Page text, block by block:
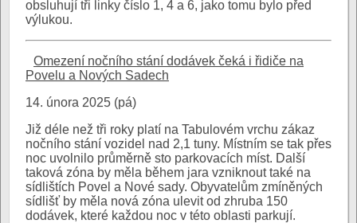
obsluhují tři linky číslo 1, 4 a 6, jako tomu bylo před
výlukou.
Omezení nočního stání dodávek čeká i řidiče na
Povelu a Nových Sadech
14. února 2025 (pá)
Již déle než tři roky platí na Tabulovém vrchu zákaz
nočního stání vozidel nad 2,1 tuny. Místním se tak přes
noc uvolnilo průměrně sto parkovacích míst. Další
taková zóna by měla během jara vzniknout také na
sídlištích Povel a Nové sady. Obyvatelům zmíněných
sídlišť by měla nová zóna ulevit od zhruba 150
dodávek, které každou noc v této oblasti parkují.